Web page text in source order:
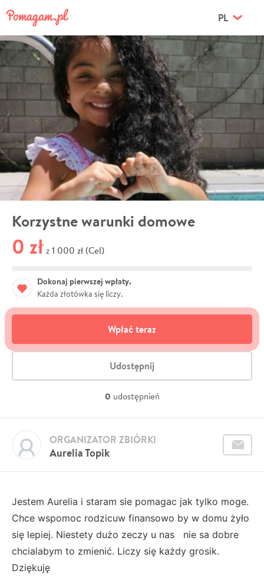
PL
Korzystne warunki domowe
0 zł z 1 000 zł (Cel)
Dokonaj pierwszej wpłaty.
Każda złotówka się liczy.
Wpłać teraz
Udostępnij
0 udostępnień
Aurelia Topik
ORGANIZATOR ZBIÓRKI
Jestem Aurelia i staram sie pomagac jak tylko moge.
Chce wspomoc rodzicuw finansowo by w domu żyło
się lepiej. Niestety dużo zeczy u nas nie sa dobre
chcialabym to zmienić. Liczy się każdy grosik.
Dziękuję